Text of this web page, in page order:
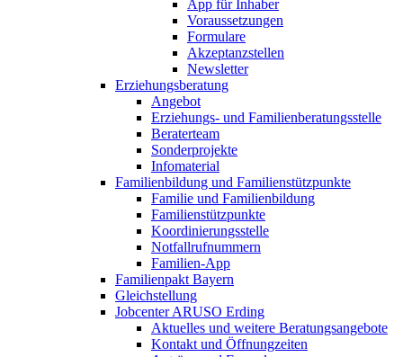
App für Inhaber
Voraussetzungen
Formulare
Akzeptanzstellen
Newsletter
Erziehungsberatung
Angebot
Erziehungs- und Familienberatungsstelle
Beraterteam
Sonderprojekte
Infomaterial
Familienbildung und Familienstützpunkte
Familie und Familienbildung
Familienstützpunkte
Koordinierungsstelle
Notfallrufnummern
Familien-App
Familienpakt Bayern
Gleichstellung
Jobcenter ARUSO Erding
Aktuelles und weitere Beratungsangebote
Kontakt und Öffnungzeiten